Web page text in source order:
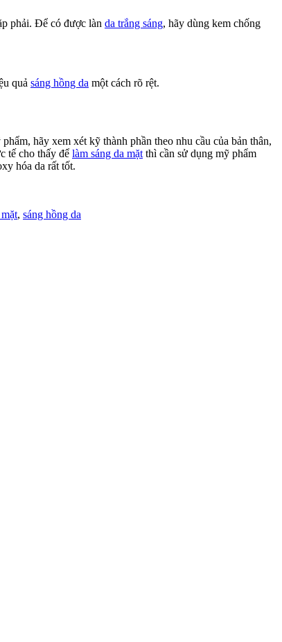
phải. Để có được làn da trắng sáng, hãy dùng kem chống
quả sáng hồng da một cách rõ rệt.
hãy xem xét kỹ thành phần theo nhu cầu của bản thân,
tế cho thấy để làm sáng da mặt thì cần sử dụng mỹ phẩm
hóa da rất tốt.
, sáng hồng da